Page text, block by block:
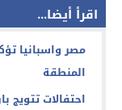
اقرأ أيضا...
مصر واسبانيا
المنطقة